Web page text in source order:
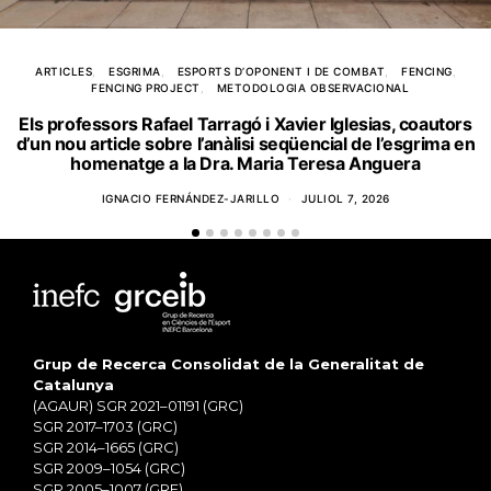
ARTICLES ESGRIMA ESPORTS D’OPONENT I DE COMBAT
FENCING
FENCING PROJECT
METODOLOGIA OBSERVACIONAL
Els professors Rafael Tarragó i Xavier Iglesias, coautors
d’un nou article sobre l’anàlisi seqüencial de l’esgrima en
homenatge a la Dra. Maria Teresa Anguera
IGNACIO FERNÁNDEZ-JARILLO JULIOL 7, 2026
Grup de Recerca Consolidat de la Generalitat de
Catalunya
(AGAUR) SGR 2021–01191 (GRC)
SGR 2017–1703 (GRC)
SGR 2014–1665 (GRC)
SGR 2009–1054 (GRC)